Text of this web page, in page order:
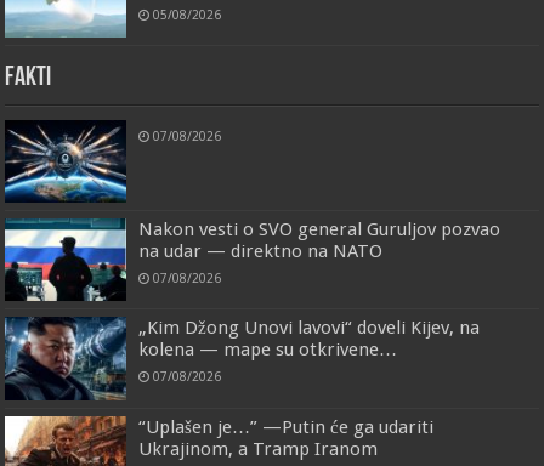
05/08/2026
FAKTI
07/08/2026
Nakon vesti o SVO general Guruljov pozvao
na udar — direktno na NATO
07/08/2026
„Kim Džong Unovi lavovi“ doveli Kijev, na
kolena — mape su otkrivene…
07/08/2026
“Uplašen je…” —Putin će ga udariti
Ukrajinom, a Tramp Iranom